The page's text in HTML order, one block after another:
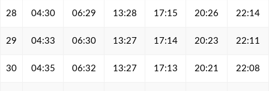
28 04:30 06:29 13:28 17:15 20:26 22:14
29 04:33 06:30 13:27 17:14 20:23 22:11
30 04:35 06:32 13:27 17:13 20:21 22:08